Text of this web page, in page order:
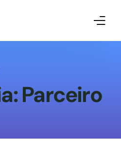
Parceiro
Tutoriais